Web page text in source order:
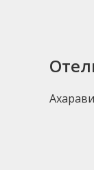
там